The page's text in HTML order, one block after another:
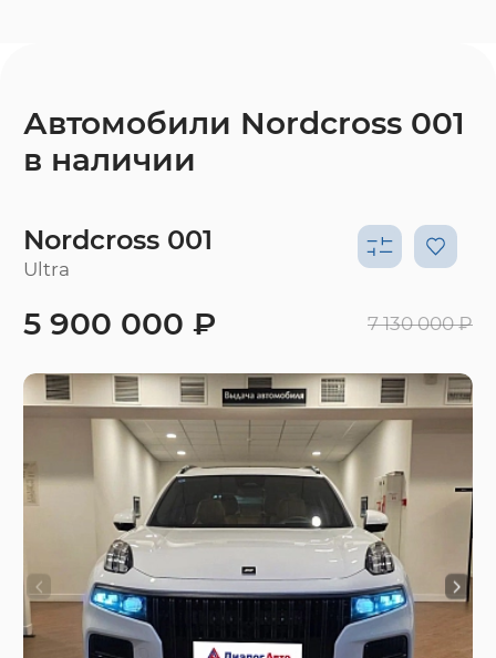
Автомобили Nordcross 001
в наличии
Nordcross 001
Ultra
5 900 000 ₽ 7 130 000 ₽